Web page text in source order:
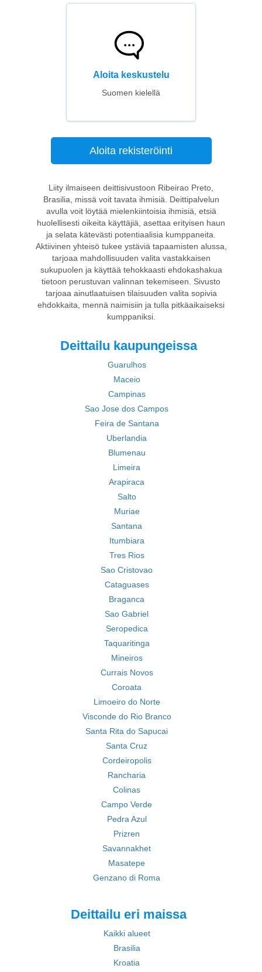
Aloita keskustelu
Suomen kielellä
Aloita rekisteröinti
Liity ilmaiseen deittisivustoon Ribeirao Preto,
Brasilia, missä voit tavata ihmisiä. Deittipalvelun
avulla voit löytää mielenkiintoisia ihmisiä, etsiä
huolellisesti oikeita käyttäjiä, asettaa erityisen haun
ja selata kätevästi potentiaalisia kumppaneita.
Aktiivinen yhteisö tukee ystäviä tapaamisten alussa,
tarjoaa mahdollisuuden valita vastakkaisen
sukupuolen ja käyttää tehokkaasti ehdokashakua
tietoon perustuvan valinnan tekemiseen. Sivusto
tarjoaa ainutlaatuisen tilaisuuden valita sopivia
ehdokkaita, mennä naimisiin ja tulla pitkäaikaiseksi
kumppaniksi.
Deittailu kaupungeissa
Guarulhos
Maceio
Campinas
Sao Jose dos Campos
Feira de Santana
Uberlandia
Blumenau
Limeira
Arapiraca
Salto
Muriae
Santana
Itumbiara
Tres Rios
Sao Cristovao
Cataguases
Braganca
Sao Gabriel
Seropedica
Taquaritinga
Mineiros
Currais Novos
Coroata
Limoeiro do Norte
Visconde do Rio Branco
Santa Rita do Sapucai
Santa Cruz
Cordeiropolis
Rancharia
Colinas
Campo Verde
Pedra Azul
Prizren
Savannakhet
Masatepe
Genzano di Roma
Deittailu eri maissa
Kaikki alueet
Brasilia
Kroatia